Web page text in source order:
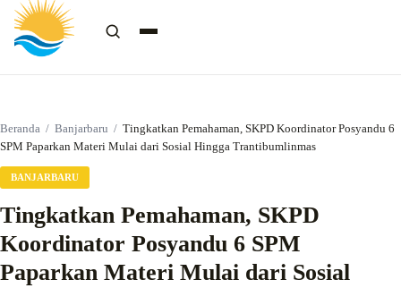
Beranda / Banjarbaru / Tingkatkan Pemahaman, SKPD Koordinator Posyandu 6
SPM Paparkan Materi Mulai dari Sosial Hingga Trantibumlinmas
BANJARBARU
Tingkatkan Pemahaman, SKPD
Koordinator Posyandu 6 SPM
Paparkan Materi Mulai dari Sosial